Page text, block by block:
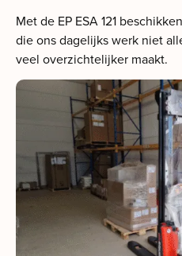
Met de EP ESA 121
die ons dagelijks werk niet
veel overzichtelijker maakt.